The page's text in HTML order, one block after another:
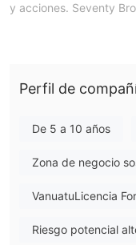
y acciones. Seventy
depósito accesibles,
aunque los recursos
combinado con su
correo electrónico, lo
oportunidades
Perfil de
De 5 a 10 años
Zona de negocio
VanuatuLicencia
Riesgo potencial